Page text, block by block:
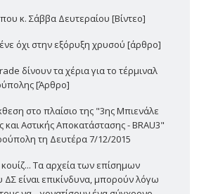
κ. Σάββα Δευτεραίου [Βίντεο]
όχι στην εξόρυξη χρυσού [άρθρο]
δίνουν τα χέρια για το τέρμιναλ
[Άρθρο]
στο πλαίσιο της "3ης Μπιενάλε
και Αστικής Αποκατάστασης - BRAU3"
τη Δευτέρα 7/12/2015
Τα αρχεία των επίσημων
ΔΣ είναι επικίνδυνα, μπορούν λόγω